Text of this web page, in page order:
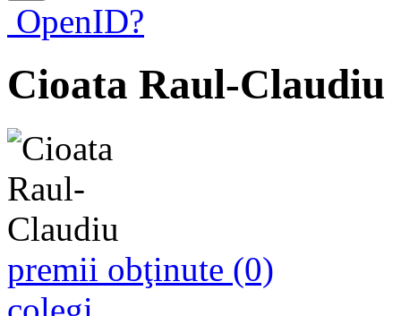
OpenID?
Cioata Raul-Claudiu
premii obţinute (0)